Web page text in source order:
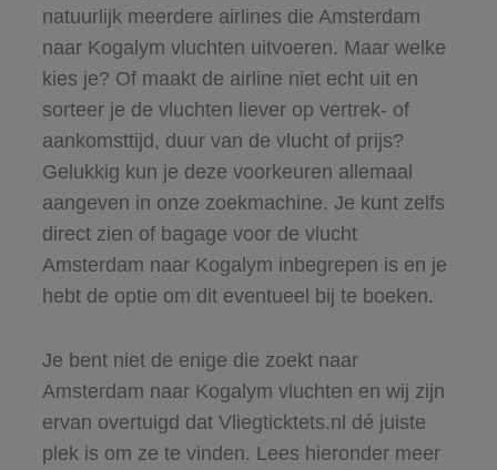
natuurlijk meerdere airlines die Amsterdam
naar Kogalym vluchten uitvoeren. Maar welke
kies je? Of maakt de airline niet echt uit en
sorteer je de vluchten liever op vertrek- of
aankomsttijd, duur van de vlucht of prijs?
Gelukkig kun je deze voorkeuren allemaal
aangeven in onze zoekmachine. Je kunt zelfs
direct zien of bagage voor de vlucht
Amsterdam naar Kogalym inbegrepen is en je
hebt de optie om dit eventueel bij te boeken.
Je bent niet de enige die zoekt naar
Amsterdam naar Kogalym vluchten en wij zijn
ervan overtuigd dat Vliegticktets.nl dé juiste
plek is om ze te vinden. Lees hieronder meer